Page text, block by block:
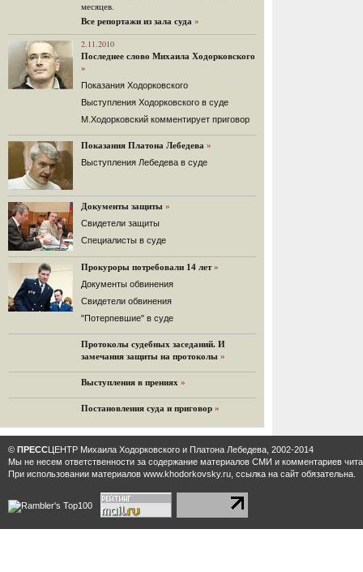
48 комментариев
Не исключил
Владимир Путин допускает, что Россия может выйти из-
под юрисдикции ЕСПЧ.
88 комментариев
14.08.2014
Нарулил
Игорь Сечин просит о помощи.
Ссылаясь на санкции, глава
«Роснефти» хочет выбить из фонда
12.08.2014
Граждане не хотят платить по счетам ЮКОСа
Решение Гаагского суда о компенсации $50 млрд
поддержали 12%.
129 комментариев
Вечер у Ходорковских. Вспоминает Иван Стариков.
11.08.2014
«Удивительно сильная, мощная и
достойная только преклонения
Гости и ведущие «Эха Москвы» чтут
память Марины Филипповны.
10 комментариев
Марина Филипповна Ходорковская:
«Я долго была молодой!»
"Новая" рассказывает о судьбе
месяцев.
Все репортажи из зала суда »
2.11.2010
Последнее слово Михаила Ходорковского
»
Показания Ходорковского
Выступления Ходорковского в суде
М.Ходорковский комментирует приговор
Показания Платона Лебедева »
Выступления Лебедева в суде
Документы защиты »
Cвидетели защиты
Cпециалисты в суде
Прокуроры потребовали 14 лет »
Документы обвинения
Свидетели обвинения
"Потерпевшие" в суде
Протоколы судебных заседаний. И
замечания защиты на протоколы »
Выступления в прениях »
Постановления суда и приговор »
© ПРЕССЦЕНТР Михаила Ходорковского и Платона Лебедева, 2002-2014
Мы не несем ответственности за содержание материалов CМИ и комментариев
При использовании материалов www.khodorkovsky.ru, ссылка на сайт обязательна.